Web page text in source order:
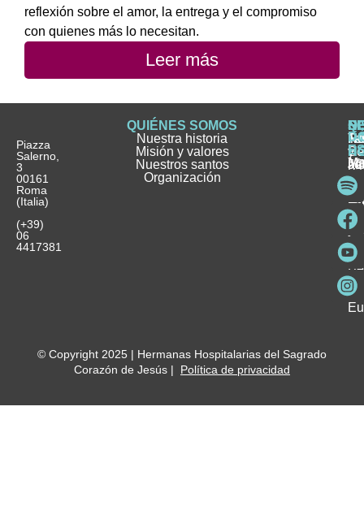
reflexión sobre el amor, la entrega y el compromiso
con quienes más lo necesitan.
Leer más
Piazza
Salerno,
3
00161
Roma
(Italia)
(+39)
06
4417381
QUIÉNES SOMOS
Nuestra historia
Misión y valores
Nuestros santos
Organización
e
y
y
© Copyright 2025 | Hermanas Hospitalarias del Sagrado
Corazón de Jesús | Política de privacidad